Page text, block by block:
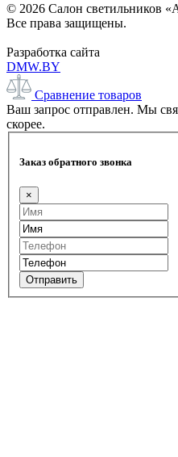
© 2026 Салон светильников
Все права защищены.
Разработка сайта
DMW.BY
Сравнение товаров
Ваш запрос отправлен. Мы
скорее.
Заказ обратного звонка
×
Отправить